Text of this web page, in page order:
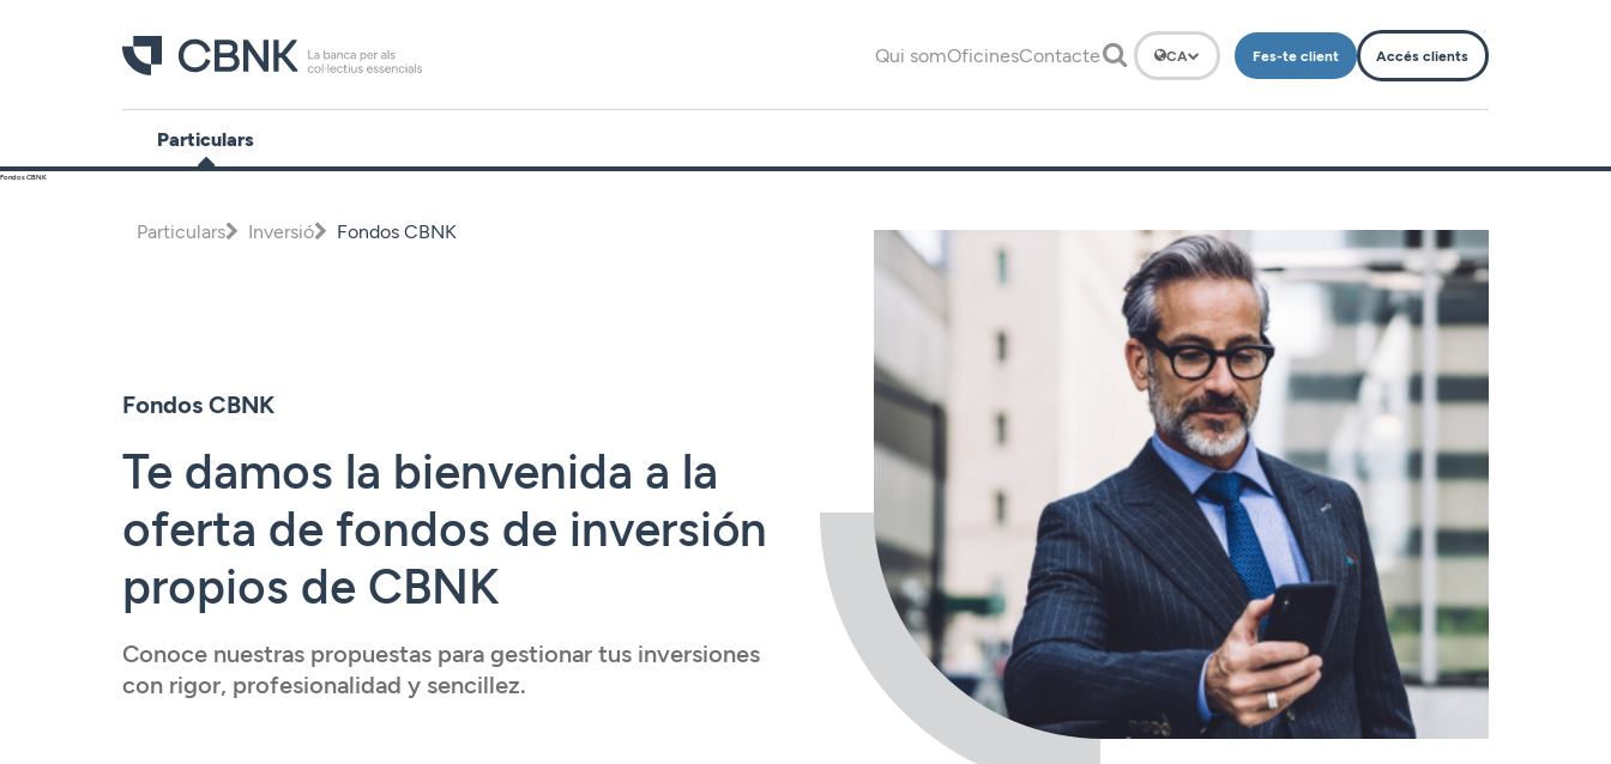
Qui somOficinesContacte CA Fes-te client Accés clients
Particulars
Plans de
Targetes
Assegurances
Fondos CBNK
Particulars Inversió Fondos CBNK
Fondos CBNK
Te damos la bienvenida a la
oferta de fondos de inversión
propios de CBNK
Conoce nuestras propuestas para gestionar tus inversiones
con rigor, profesionalidad y sencillez.